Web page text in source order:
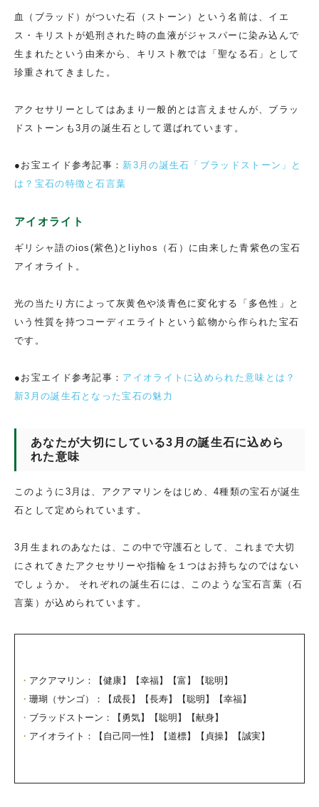
血（ブラッド）がついた石（ストーン）という名前は、イエ
ス・キリストが処刑された時の血液がジャスパーに染み込んで
生まれたという由来から、キリスト教では「聖なる石」として
珍重されてきました。
アクセサリーとしてはあまり一般的とは言えませんが、ブラッ
ドストーンも3月の誕生石として選ばれています。
●お宝エイド参考記事： 新3月の誕生石「ブラッドストーン」と
は？宝石の特徴と石言葉
アイオライト
ギリシャ語のios(紫色)とliyhos（石）に由来した青紫色の宝石
アイオライト。
光の当たり方によって灰黄色や淡青色に変化する「多色性」と
いう性質を持つコーディエライトという鉱物から作られた宝石
です。
●お宝エイド参考記事： アイオライトに込められた意味とは？
新3月の誕生石となった宝石の魅力
あなたが大切にしている3月の誕生石に込めら
れた意味
このように3月は、アクアマリンをはじめ、4種類の宝石が誕生
石として定められています。
3月生まれのあなたは、この中で守護石として、これまで大切
にされてきたアクセサリーや指輪を１つはお持ちなのではない
でしょうか。 それぞれの誕生石には、このような宝石言葉（石
言葉）が込められています。
アクアマリン：【健康】【幸福】【富】【聡明】
珊瑚（サンゴ）：【成長】【長寿】【聡明】【幸福】
ブラッドストーン：【勇気】【聡明】【献身】
アイオライト：【自己同一性】【道標】【貞操】【誠実】